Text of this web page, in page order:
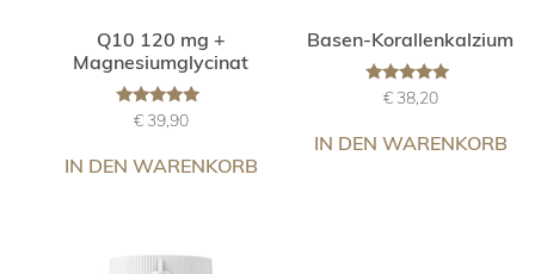
Q10 120 mg +
Magnesiumglycinat
Bewertet
mit
von 5
€39,90
IN DEN WARENKORB
Basen-Korallenkalzium
Bewertet
mit
von 5
€38,20
IN DEN WARENKORB